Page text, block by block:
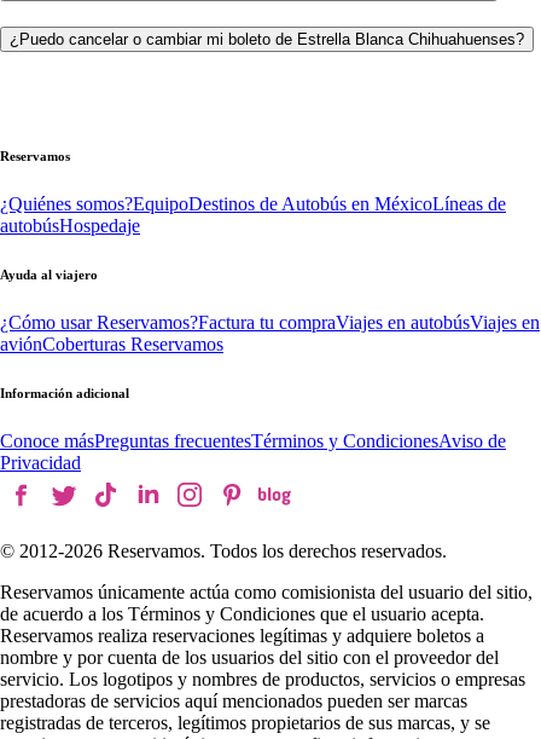
¿Puedo cancelar o cambiar mi boleto de Estrella Blanca Chihuahuenses?
Reservamos
¿Quiénes somos?EquipoDestinos de Autobús en MéxicoLíneas de
autobúsHospedaje
Ayuda al viajero
¿Cómo usar Reservamos?Factura tu compraViajes en autobúsViajes en
aviónCoberturas Reservamos
Información adicional
Conoce másPreguntas frecuentesTérminos y CondicionesAviso de
Privacidad
© 2012-2026 Reservamos. Todos los derechos reservados.
Reservamos únicamente actúa como comisionista del usuario del sitio,
de acuerdo a los Términos y Condiciones que el usuario acepta.
Reservamos realiza reservaciones legítimas y adquiere boletos a
nombre y por cuenta de los usuarios del sitio con el proveedor del
servicio. Los logotipos y nombres de productos, servicios o empresas
prestadoras de servicios aquí mencionados pueden ser marcas
registradas de terceros, legítimos propietarios de sus marcas, y se